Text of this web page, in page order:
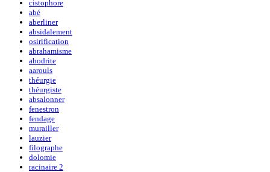
cistophore
abé
aberliner
absidalement
osirification
abrahamisme
abodrite
aarouls
théurgie
théurgiste
absalonner
fenestron
fendage
murailler
lauzier
filographe
dolomie
racinaire 2